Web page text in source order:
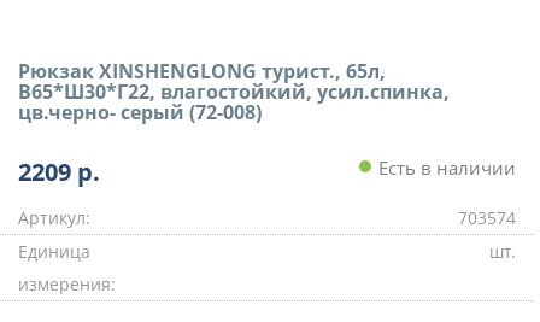
Рюкзак XINSHENGLONG турист., 65л,
В65*Ш30*Г22, влагостойкий, усил.спинка,
цв.черно- серый (72-008)
2209 р. Есть в наличии
Артикул:
703574
Единица
измерения:
шт.